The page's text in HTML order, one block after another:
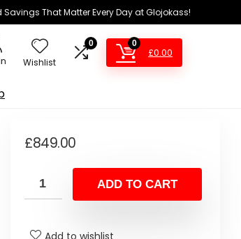
Savings That Matter Every Day at Glojokass!
Wishlist
0 0
£0.00
£849.00
ADD TO CART